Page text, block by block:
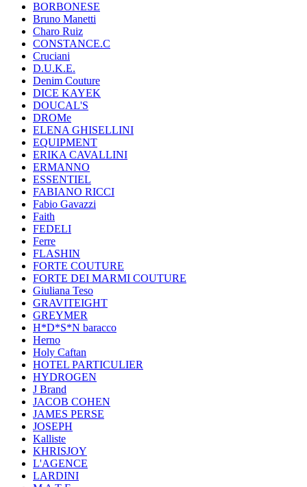
BORBONESE
Bruno Manetti
Charo Ruiz
CONSTANCE.C
Cruciani
D.U.K.E.
Denim Couture
DICE KAYEK
DOUCAL'S
DROMe
ELENA GHISELLINI
EQUIPMENT
ERIKA CAVALLINI
ERMANNO
ESSENTIEL
FABIANO RICCI
Fabio Gavazzi
Faith
FEDELI
Ferre
FLASHIN
FORTE COUTURE
FORTE DEI MARMI COUTURE
Giuliana Teso
GRAVITEIGHT
GREYMER
H*D*S*N baracco
Herno
Holy Caftan
HOTEL PARTICULIER
HYDROGEN
J Brand
JACOB COHEN
JAMES PERSE
JOSEPH
Kalliste
KHRISJOY
L'AGENCE
LARDINI